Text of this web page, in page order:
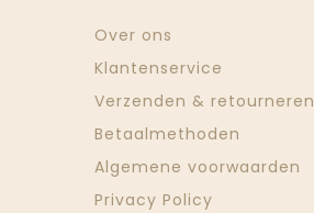
Over ons
Klantenservice
Verzenden & retourneren
Betaalmethoden
Algemene voorwaarden
Privacy Policy